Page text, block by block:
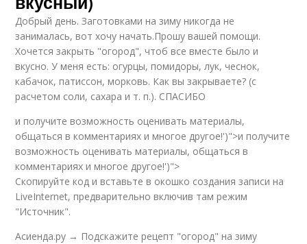
Добрый день. Заготовками на зиму никогда не
занималась, вот хочу начать.Прошу вашей помощи.
Хочется закрыть "огород", чтоб все вместе было и
вкусно. У меня есть: огурцы, помидоры, лук, чеснок,
кабачок, патиссон, морковь. Как вы закрываете? (с
расчетом соли, сахара и т. п.). СПАСИБО
и получите возможность оценивать материалы,
общаться в комментариях и многое другое!')">и получите
возможность оценивать материалы, общаться в
комментариях и многое другое!')">
Скопируйте код и вставьте в окошко создания записи на
LiveInternet, предварительно включив там режим
"Источник".
Асиенда.ру → Подскажите рецепт "огород" на зиму